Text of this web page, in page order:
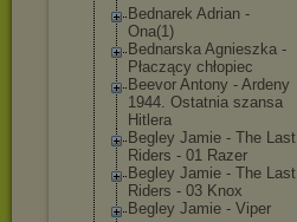
Bednarek Adrian -
Ona(1)
Bednarska Agnieszka -
Płaczący chłopiec
Beevor Antony - Ardeny
1944. Ostatnia szansa
Hitlera
Begley Jamie - The Last
Riders - 01 Razer
Begley Jamie - The Last
Riders - 03 Knox
Begley Jamie - Viper